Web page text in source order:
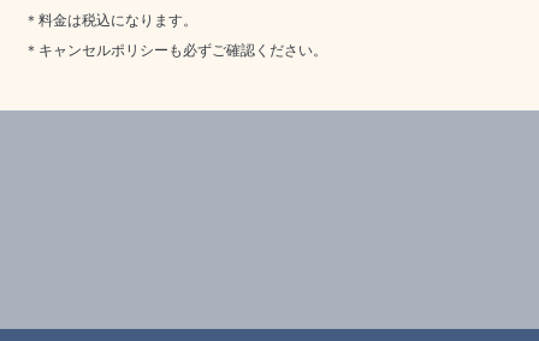
＊料金は税込になります。
＊ キャンセルポリシー も必ずご確認ください。